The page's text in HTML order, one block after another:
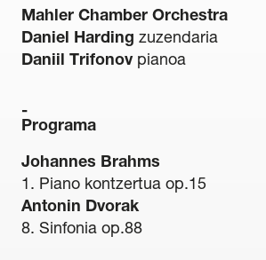
Mahler Chamber Orchestra
Daniel Harding zuzendaria
Daniil Trifonovpianoa
Programa
Johannes Brahms
1. Piano kontzertua op.15
Antonin Dvorak
8. Sinfonia op.88